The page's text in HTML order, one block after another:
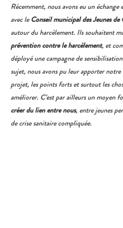
Récemment, nous avons eu un échange
avec le Conseil municipal des Jeunes de
autour du harcèlement. Ils souhaitent
prévention contre le harcèlement, et
déployé une campagne de
sujet, nous avons pu leur apporter notre
projet, les points forts et surtout les
améliorer. C’est par ailleurs un moyen
créer du lien entre nous, entre jeunes
de crise sanitaire compliquée.